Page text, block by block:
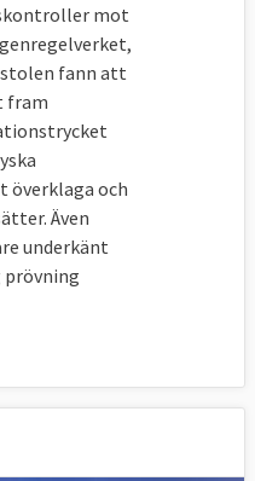
mot
fann att
fram
överklaga och
Även
underkänt